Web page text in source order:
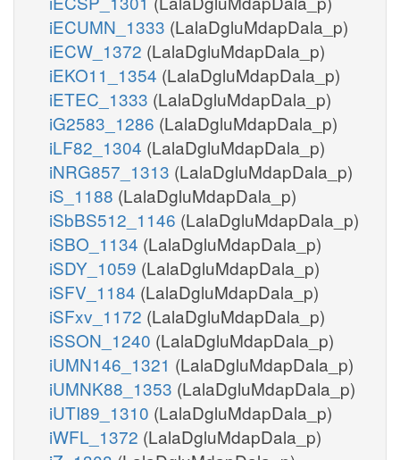
iECUMN_1333 (LalaDgluMdapDala_p)
iECW_1372 (LalaDgluMdapDala_p)
iEKO11_1354 (LalaDgluMdapDala_p)
iETEC_1333 (LalaDgluMdapDala_p)
iG2583_1286 (LalaDgluMdapDala_p)
iLF82_1304 (LalaDgluMdapDala_p)
iNRG857_1313 (LalaDgluMdapDala_p)
iS_1188 (LalaDgluMdapDala_p)
iSbBS512_1146 (LalaDgluMdapDala_p)
iSBO_1134 (LalaDgluMdapDala_p)
iSDY_1059 (LalaDgluMdapDala_p)
iSFV_1184 (LalaDgluMdapDala_p)
iSFxv_1172 (LalaDgluMdapDala_p)
iSSON_1240 (LalaDgluMdapDala_p)
iUMN146_1321 (LalaDgluMdapDala_p)
iUMNK88_1353 (LalaDgluMdapDala_p)
iUTI89_1310 (LalaDgluMdapDala_p)
iWFL_1372 (LalaDgluMdapDala_p)